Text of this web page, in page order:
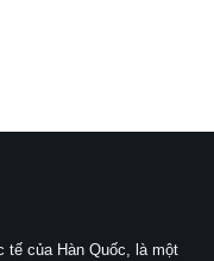
tế của Hàn Quốc, là một